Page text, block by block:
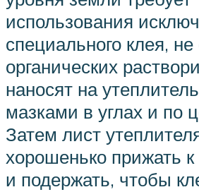
использования
специального клея,
органических
наносят на
мазками в углах и по
Затем лист
хорошенько прижать
и подержать, чтобы